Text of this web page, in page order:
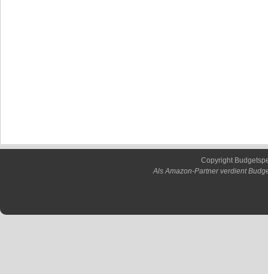
Copyright
Als Amazon-Partner verdient